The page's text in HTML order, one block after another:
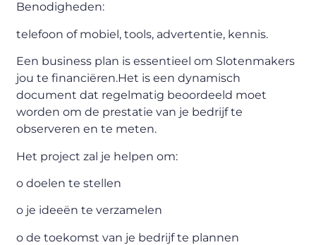
Benodigheden:
telefoon of mobiel, tools, advertentie, kennis.
Een business plan is essentieel om Slotenmakers
jou te financiëren.Het is een dynamisch
document dat regelmatig beoordeeld moet
worden om de prestatie van je bedrijf te
observeren en te meten.
Het project zal je helpen om:
o doelen te stellen
o je ideeën te verzamelen
o de toekomst van je bedrijf te plannen